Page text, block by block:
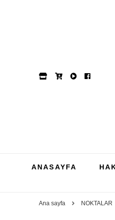
ANASAYFA
Ana sayfa NOKTALAR